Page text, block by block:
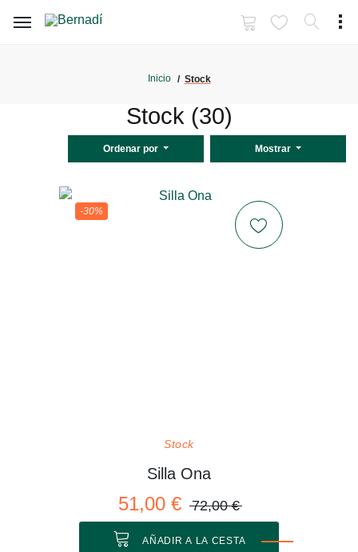
Inicio Stock
Stock (30)
Ordenar por Mostrar
-30%
Stock
Silla Ona
51,00 € 72,00 €
AÑADIR A LA CESTA